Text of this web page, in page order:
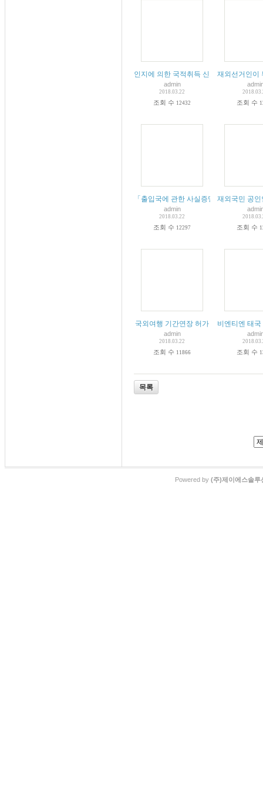
인지에 의한 국적취득 신고 절차 및 구비
admin
2018.03.22
조회 수 12432
재외선거인이
조회 수
「출입국에 관한 사실증명」발급 서비스
admin
2018.03.22
조회 수 12297
재외국민 공
조회 수
국외여행 기간연장 허가
admin
2018.03.22
조회 수 11866
비엔티엔 태
조회 수
목록
Powered by (주)제이에스솔루